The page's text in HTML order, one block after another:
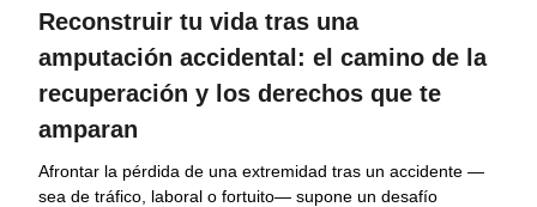
Reconstruir tu vida tras una
amputación accidental: el camino de la
recuperación y los derechos que te
amparan
Afrontar la pérdida de una extremidad tras un accidente —
sea de tráfico, laboral o fortuito— supone un desafío